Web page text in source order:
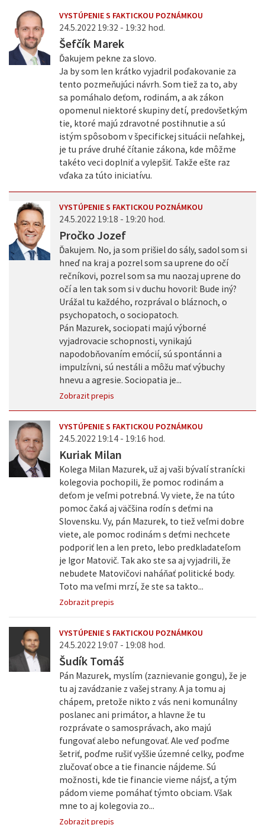
VYSTÚPENIE S FAKTICKOU POZNÁMKOU
24.5.2022 19:32 - 19:32 hod.
Šefčík Marek
Ďakujem pekne za slovo.
Ja by som len krátko vyjadril poďakovanie za
tento pozmeňujúci návrh. Som tiež za to, aby
sa pomáhalo deťom, rodinám, a ak zákon
opomenul niektoré skupiny detí, predovšetkým
tie, ktoré majú zdravotné postihnutie a sú
istým spôsobom v špecifickej situácii neľahkej,
je tu práve druhé čítanie zákona, kde môžme
takéto veci doplniť a vylepšiť. Takže ešte raz
vďaka za túto iniciatívu.
VYSTÚPENIE S FAKTICKOU POZNÁMKOU
24.5.2022 19:18 - 19:20 hod.
Pročko Jozef
Ďakujem. No, ja som prišiel do sály, sadol som si
hneď na kraj a pozrel som sa uprene do očí
rečníkovi, pozrel som sa mu naozaj uprene do
očí a len tak som si v duchu hovoril: Bude iný?
Urážal tu každého, rozprával o bláznoch, o
psychopatoch, o sociopatoch.
Pán Mazurek, sociopati majú výborné
vyjadrovacie schopnosti, vynikajú
napodobňovaním emócií, sú spontánni a
impulzívni, sú nestáli a môžu mať výbuchy
hnevu a agresie. Sociopatia je...
Zobrazit prepis
VYSTÚPENIE S FAKTICKOU POZNÁMKOU
24.5.2022 19:14 - 19:16 hod.
Kuriak Milan
Kolega Milan Mazurek, už aj vaši bývalí stranícki
kolegovia pochopili, že pomoc rodinám a
deťom je veľmi potrebná. Vy viete, že na túto
pomoc čaká aj väčšina rodín s deťmi na
Slovensku. Vy, pán Mazurek, to tiež veľmi dobre
viete, ale pomoc rodinám s deťmi nechcete
podporiť len a len preto, lebo predkladateľom
je Igor Matovič. Tak ako ste sa aj vyjadrili, že
nebudete Matovičovi naháňať politické body.
Toto ma veľmi mrzí, že ste sa takto...
Zobrazit prepis
VYSTÚPENIE S FAKTICKOU POZNÁMKOU
24.5.2022 19:07 - 19:08 hod.
Šudík Tomáš
Pán Mazurek, myslím (zaznievanie gongu), že je
tu aj zavádzanie z vašej strany. A ja tomu aj
chápem, pretože nikto z vás neni komunálny
poslanec ani primátor, a hlavne že tu
rozprávate o samosprávach, ako majú
fungovať alebo nefungovať. Ale veď poďme
šetriť, poďme rušiť vyššie územné celky, poďme
zlučovať obce a tie financie nájdeme. Sú
možnosti, kde tie financie vieme nájsť, a tým
pádom vieme pomáhať týmto obciam. Však
mne to aj kolegovia zo...
Zobrazit prepis